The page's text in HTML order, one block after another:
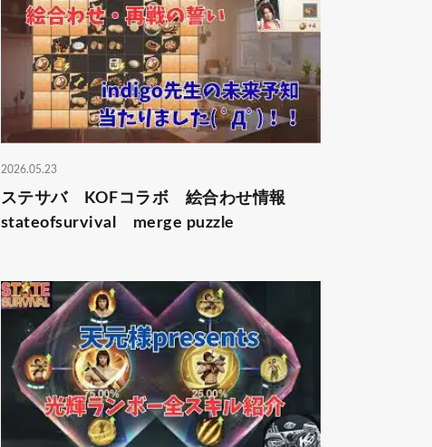
2026.05.23
ステサバ KOFコラボ 絵合わせ情報
stateofsurvival merge puzzle